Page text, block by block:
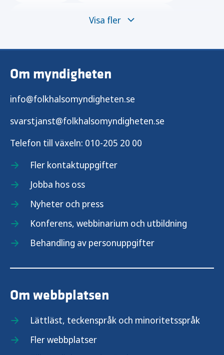
Yttranden enligt förstörandelagen
Vår tillsyn och marknadskontroll
Lagstiftning om narkotika och hälsofarliga
Visa fler
Om myndigheten
info@folkhalsomyndigheten.se
svarstjanst@folkhalsomyndigheten.se
Telefon till växeln: 010-205 20 00
Fler kontaktuppgifter
Jobba hos oss
Nyheter och press
Konferens, webbinarium och utbildning
Behandling av personuppgifter
Om webbplatsen
Lättläst, teckenspråk och minoritetsspråk
Fler webbplatser